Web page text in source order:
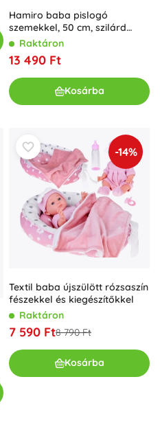
Hamiro baba pislogó
szemekkel, 50 cm, szilárd
testű, fehér ruhában piros
Raktáron
13 490 Ft
Kosárba
-14%
Textil baba újszülött rózsaszín
fészekkel és kiegészítőkkel
Raktáron
7 590 Ft8 790 Ft
Kosárba